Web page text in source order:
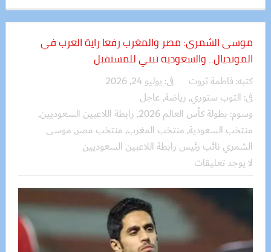
موسى الشمري: مصر والمغرب رفعا راية العرب في
المونديال.. والسعودية تبني للمستقبل
كتبه: فاطمة ثروت فى: يوليو 24, 2026
فى: التوب ستوري, رياضة, عاجل
وسوم: بطولة كأس العالم 2026 , رابطة اللاعبين السعوديين,
منتخب السعودية, منتخب المغرب, منتخب مصر, موسى
الشمري نائب رئيس رابطة اللاعبين السعوديين
لا يوجد تعليقات